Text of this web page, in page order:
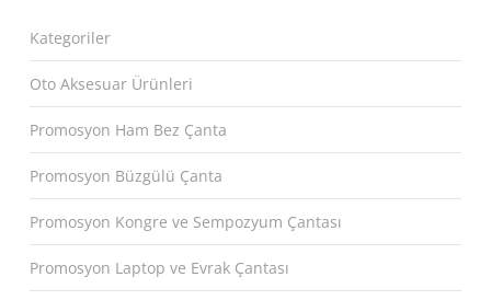
Kategoriler
Oto Aksesuar Ürünleri
Promosyon Ham Bez Çanta
Promosyon Büzgülü Çanta
Promosyon Kongre ve Sempozyum Çantası
Promosyon Laptop ve Evrak Çantası